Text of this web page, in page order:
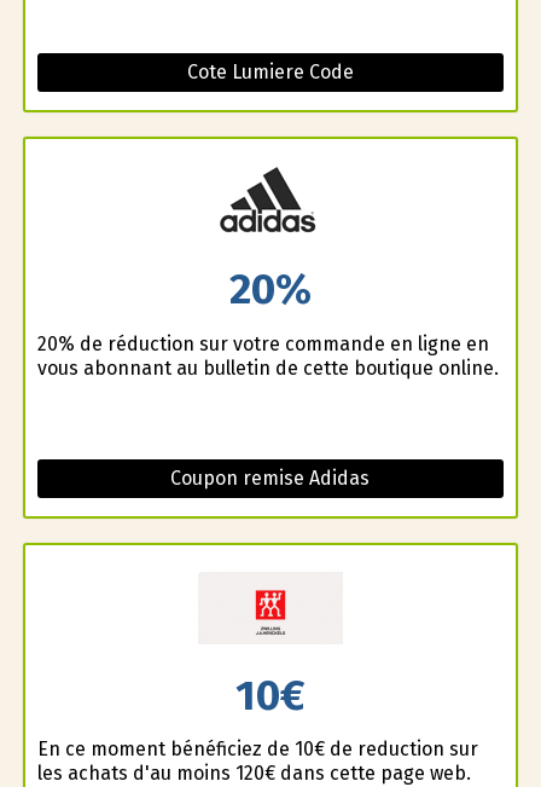
Cote Lumiere Code
20%
20% de réduction sur votre commande en ligne en
vous abonnant au bulletin de cette boutique online.
Coupon remise Adidas
10€
En ce moment bénéficiez de 10€ de reduction sur
les achats d'au moins 120€ dans cette page web.